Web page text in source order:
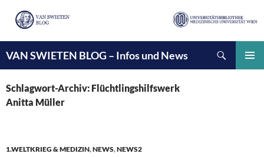
VAN SWIETEN BLOG – Infos und News
INHALT
SPRINGEN
Schlagwort-Archiv: Flüchtlingshilfswerk
Anitta Müller
1.WELTKRIEG & MEDIZIN,NEWS,NEWS2